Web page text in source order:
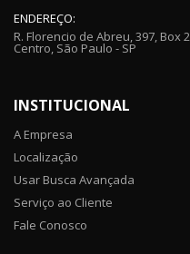
ENDEREÇO:
R. Florencio de Abreu, 397, Box 2
Centro, São Paulo - SP
INSTITUCIONAL
A Empresa
Localização
Usar Busca Avançada
Serviço ao Cliente
Fale Conosco